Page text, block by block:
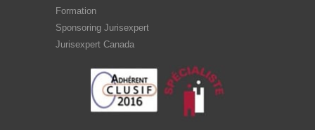
Formation
Sponsoring Jurisexpert
Jurisexpert Canada